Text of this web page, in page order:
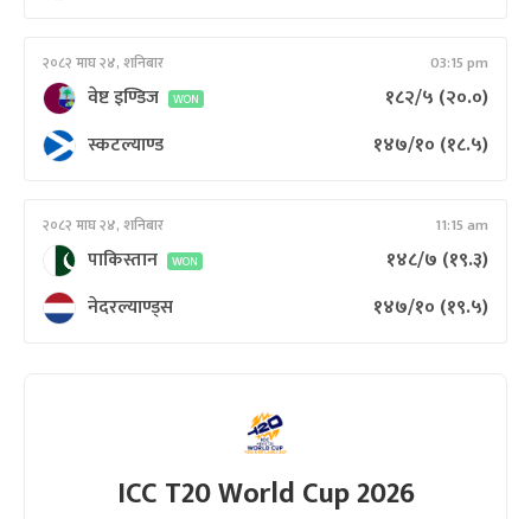
२०८२ माघ २४, शनिबार 03:15 pm
वेष्ट इण्डिज WON १८२/५ (२०.०)
स्कटल्याण्ड
१४७/१० (१८.५)
२०८२ माघ २४, शनिबार 11:15 am
पाकिस्तान WON १४८/७ (१९.३)
नेदरल्याण्ड्स
१४७/१० (१९.५)
ICC T20 World Cup 2026